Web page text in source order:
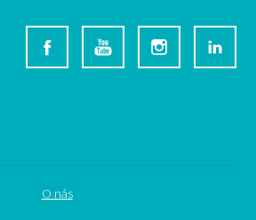
O nás